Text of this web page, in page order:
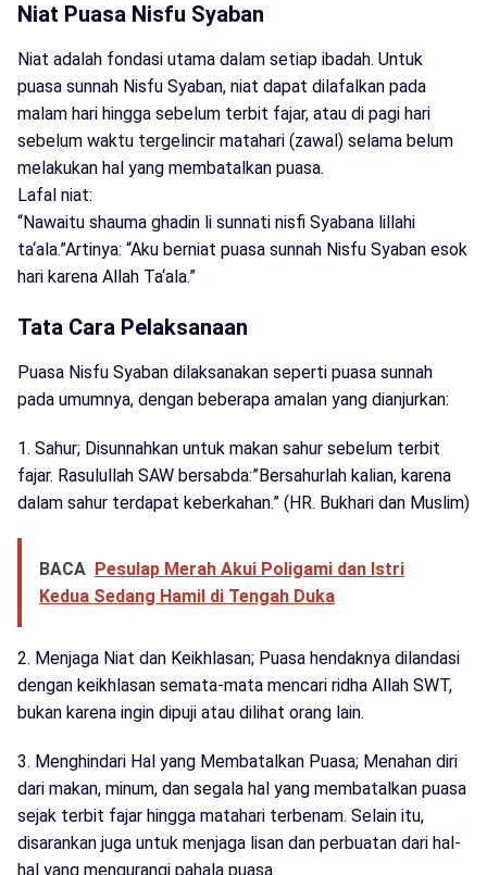
Niat Puasa Nisfu Syaban
Niat adalah fondasi utama dalam setiap ibadah. Untuk
puasa sunnah Nisfu Syaban, niat dapat dilafalkan pada
malam hari hingga sebelum terbit fajar, atau di pagi hari
sebelum waktu tergelincir matahari (zawal) selama belum
melakukan hal yang membatalkan puasa.
Lafal niat:
“Nawaitu shauma ghadin li sunnati nisfi Syabana lillahi
ta‘ala.”Artinya: “Aku berniat puasa sunnah Nisfu Syaban esok
hari karena Allah Ta‘ala.”
Tata Cara Pelaksanaan
Puasa Nisfu Syaban dilaksanakan seperti puasa sunnah
pada umumnya, dengan beberapa amalan yang dianjurkan:
1. Sahur; Disunnahkan untuk makan sahur sebelum terbit
fajar. Rasulullah SAW bersabda:”Bersahurlah kalian, karena
dalam sahur terdapat keberkahan.” (HR. Bukhari dan Muslim)
BACA Pesulap Merah Akui Poligami dan Istri
Kedua Sedang Hamil di Tengah Duka
2. Menjaga Niat dan Keikhlasan; Puasa hendaknya dilandasi
dengan keikhlasan semata-mata mencari ridha Allah SWT,
bukan karena ingin dipuji atau dilihat orang lain.
3. Menghindari Hal yang Membatalkan Puasa; Menahan diri
dari makan, minum, dan segala hal yang membatalkan puasa
sejak terbit fajar hingga matahari terbenam. Selain itu,
disarankan juga untuk menjaga lisan dan perbuatan dari hal-
hal yang mengurangi pahala puasa.